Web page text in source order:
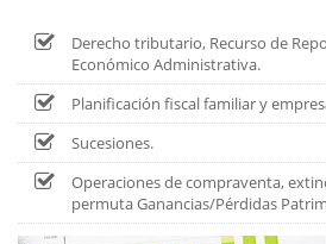
Derecho tributario, Recurso de
Económico Administrativa.
Planificación fiscal familiar y
Sucesiones.
Operaciones de compraventa,
permuta Ganancias/Pérdidas